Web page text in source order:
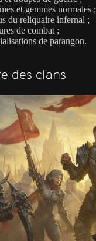
et gemmes normales ;
du reliquaire infernal ;
de combat ;
de parangon.
des clans